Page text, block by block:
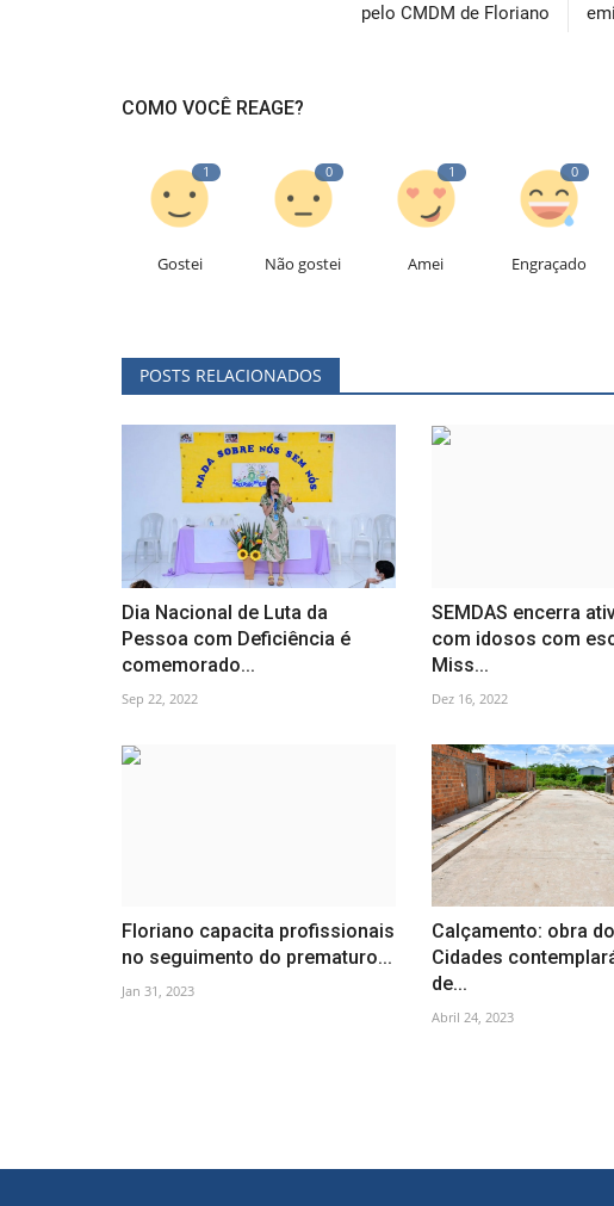
pelo CMDM de Floriano
COMO VOCÊ REAGE?
1
Gostei
0
Não gostei
1
Amei
0
Engraçado
POSTS RELACIONADOS
Dia Nacional de Luta da
Pessoa com Deficiência é
comemorado...
Sep 22, 2022
SEMDAS encerra
com idosos com
Miss...
Dez 16, 2022
Floriano capacita profissionais
no seguimento do prematuro...
Jan 31, 2023
Calçamento: obra
Cidades
de...
Abril 24, 2023